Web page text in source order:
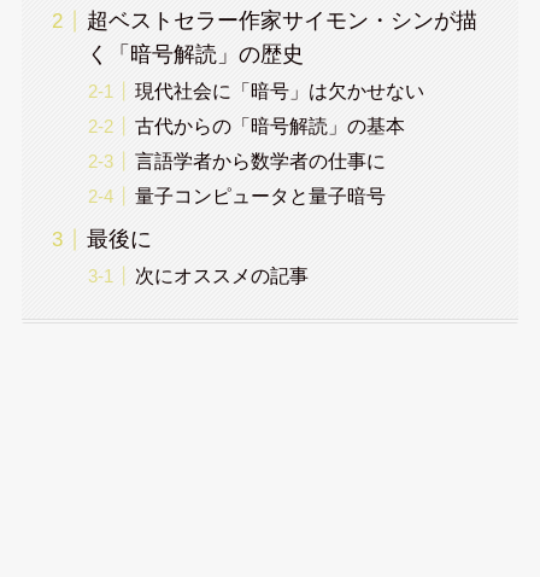
超ベストセラー作家サイモン・シンが描
く「暗号解読」の歴史
現代社会に「暗号」は欠かせない
古代からの「暗号解読」の基本
言語学者から数学者の仕事に
量子コンピュータと量子暗号
最後に
次にオススメの記事